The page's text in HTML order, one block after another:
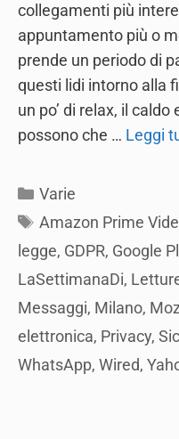
collegamenti più
appuntamento più o
prende un periodo di
questi lidi intorno alla
un po’ di relax, il caldo
possono che … Leggi
Categories
Varie
Tags
Amazon Prime
legge, GDPR, Google
LaSettimanaDi,
Messaggi, Milano,
elettronica, Privacy,
WhatsApp, Wired,